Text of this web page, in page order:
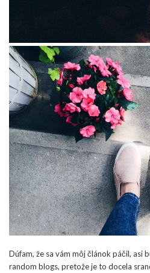
Dúfam, že sa vám môj článok páčil, asi
random blogs, pretože je to docela